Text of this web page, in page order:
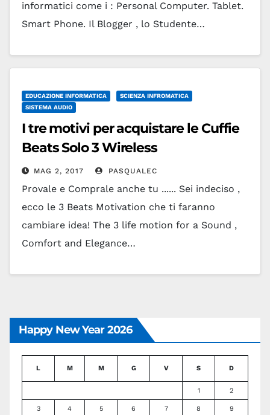
informatici come i : Personal Computer. Tablet.
Smart Phone. Il Blogger , lo Studente…
EDUCAZIONE INFORMATICA
SCIENZA INFROMATICA
SISTEMA AUDIO
I tre motivi per acquistare le Cuffie
Beats Solo 3 Wireless
MAG 2, 2017 PASQUALEC
Provale e Comprale anche tu ...... Sei indeciso ,
ecco le 3 Beats Motivation che ti faranno
cambiare idea! The 3 life motion for a Sound ,
Comfort and Elegance…
Happy New Year 2026
L M M G V S D
1 2
3 4 5 6 7 8 9